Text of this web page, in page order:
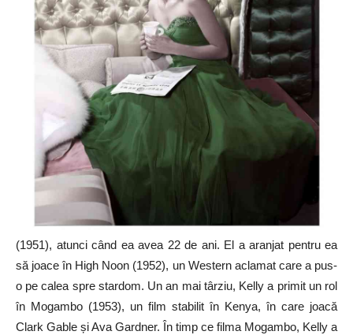
(1951), atunci când ea avea 22 de ani. El a aranjat pentru ea
să joace în High Noon (1952), un Western aclamat care a pus-
o pe calea spre stardom. Un an mai târziu, Kelly a primit un rol
în Mogambo (1953), un film stabilit în Kenya, în care joacă
Clark Gable și Ava Gardner. În timp ce filma Mogambo, Kelly a